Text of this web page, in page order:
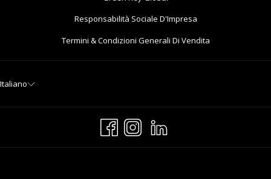
Una
Responsabilità Sociale D'Impresa
Termini & Condizioni Generali Di Vendita
Italiano